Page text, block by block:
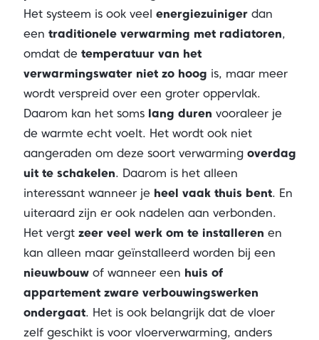
Het systeem is ook veel energiezuinigerdan
een traditionele verwarming met radiatoren,
omdat de temperatuur van het
verwarmingswater niet zo hoog is, maar meer
wordt verspreid over een groter oppervlak.
Daarom kan het soms lang duren vooraleer je
de warmte echt voelt. Het wordt ook niet
aangeraden om deze soort verwarming overdag
uit te schakelen. Daarom is het alleen
interessant wanneer je heel vaak thuis bent. En
uiteraard zijn er ook nadelen aan verbonden.
Het vergt zeer veel werk om te installeren en
kan alleen maar geïnstalleerd worden bij een
nieuwbouwof wanneer een huis of
appartement zware verbouwingswerken
ondergaat. Het is ook belangrijk dat de vloer
zelf geschikt is voor vloerverwarming, anders